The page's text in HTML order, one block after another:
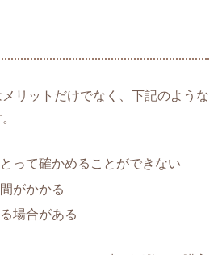
リットだけでなく、下記のような
って確かめることができない
がかかる
場合がある